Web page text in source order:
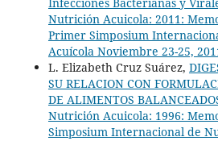
Infecciones Bacterianas y
Nutrición Acuicola: 2011:
Primer Simposium
Acuícola Noviembre 23-25,
L. Elizabeth Cruz Suárez,
SU RELACION CON
DE ALIMENTOS
Nutrición Acuicola: 1996:
Simposium Internacional de